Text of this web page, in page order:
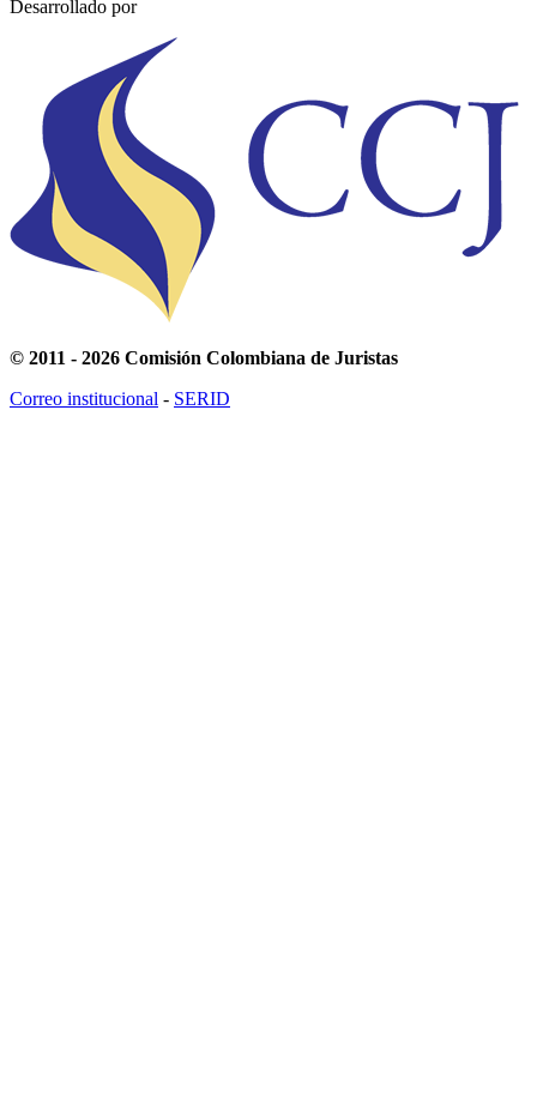
Desarrollado por
© 2011 - 2026 Comisión Colombiana de Juristas
Correo institucional - SERID